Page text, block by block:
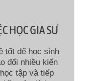
HỌC GIA SƯ
tốt để học sinh
đổi nhiều kiến
tập và tiếp